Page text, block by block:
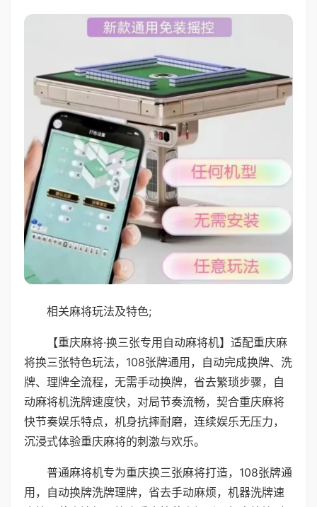
相关麻将玩法及特色;
【重庆麻将·换三张专用自动麻将机】适配重庆麻
将换三张特色玩法，108张牌通用，自动完成换牌、洗
牌、理牌全流程，无需手动换牌，省去繁琐步骤，自
动麻将机洗牌速度快，对局节奏流畅，契合重庆麻将
快节奏娱乐特点，机身抗摔耐磨，连续娱乐无压力，
沉浸式体验重庆麻将的刺激与欢乐。
普通麻将机专为重庆换三张麻将打造，108张牌通
用，自动换牌洗牌理牌，省去手动麻烦，机器洗牌速